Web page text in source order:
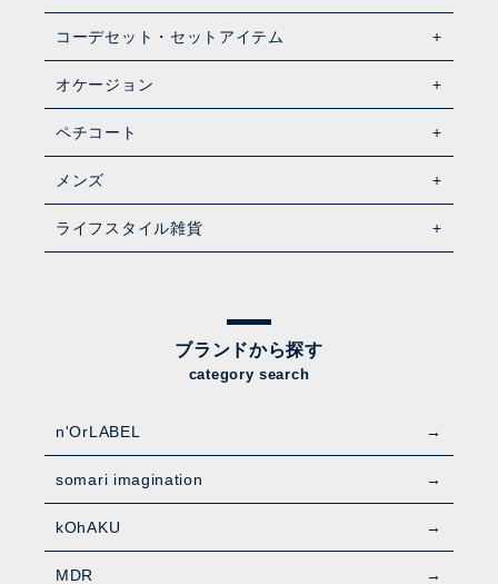
コーデセット・セットアイテム
オケージョン
ペチコート
メンズ
ライフスタイル雑貨
ブランドから探す
category search
n'OrLABEL
somari imagination
kOhAKU
MDR